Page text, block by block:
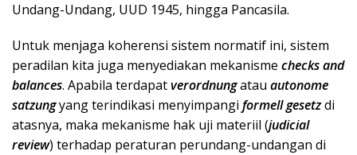
Undang-Undang, UUD 1945, hingga Pancasila.
Untuk menjaga koherensi sistem normatif ini, sistem
peradilan kita juga menyediakan mekanisme checks and
balances. Apabila terdapatverordnungatau autonome
satzungyang terindikasi menyimpangi formell gesetzdi
atasnya, maka mekanisme hak uji materiil (judicial
review) terhadap peraturan perundang-undangan di